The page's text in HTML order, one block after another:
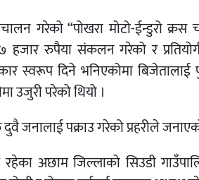
गरेको “पोखरा मोटो-ईन्डुरो क्रस
हजार रुपैया संकलन गरेको र
स्वरूप दिने भनिएकोमा
उजुरी परेको थियो ।
जनालाई पक्राउ गरेको प्रहरीले
अछाम जिल्लाको सिउडी